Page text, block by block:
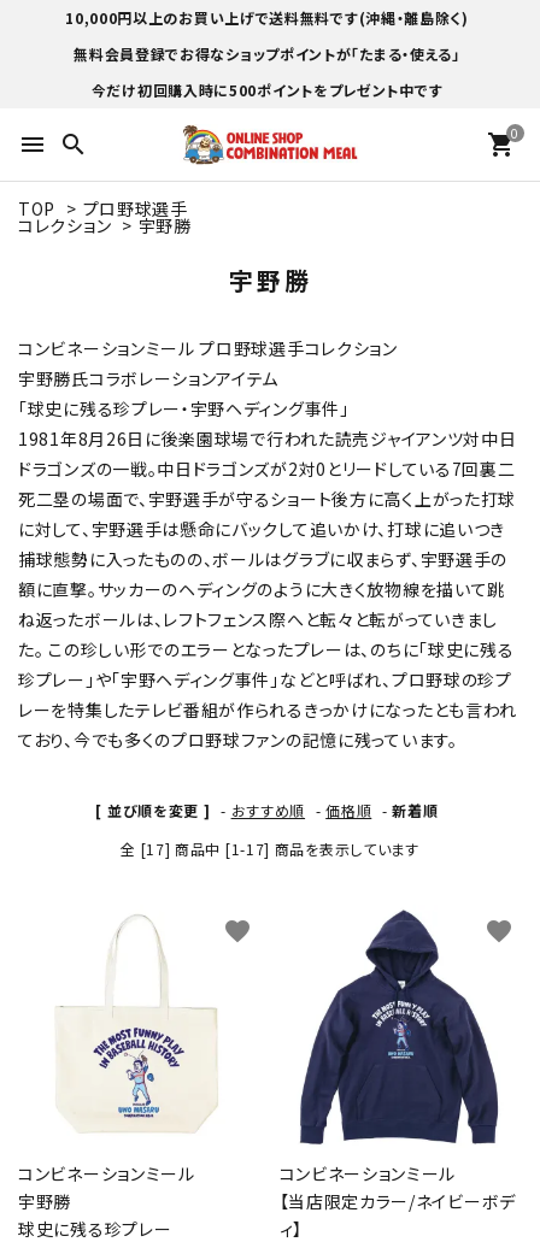
10,000円以上のお買い上げで送料無料です(沖縄・離島除く)
無料会員登録でお得なショップポイントが「たまる・使える」
今だけ初回購入時に500ポイントをプレゼント中です
menu search 0
shopping_cart
TOP > プロ野球選手
コレクション > 宇野勝
宇野勝
コンビネーションミール プロ野球選手コレクション
宇野勝氏コラボレーションアイテム
「球史に残る珍プレー・宇野ヘディング事件」
1981年8月26日に後楽園球場で行われた読売ジャイアンツ対中日
ドラゴンズの一戦。中日ドラゴンズが2対0とリードしている7回裏二
死二塁の場面で、宇野選手が守るショート後方に高く上がった打球
に対して、宇野選手は懸命にバックして追いかけ、打球に追いつき
捕球態勢に入ったものの、ボールはグラブに収まらず、宇野選手の
額に直撃。サッカーのヘディングのように大きく放物線を描いて跳
ね返ったボールは、レフトフェンス際へと転々と転がっていきまし
た。 この珍しい形でのエラーとなったプレーは、のちに「球史に残る
珍プレー」や「宇野ヘディング事件」などと呼ばれ、プロ野球の珍プ
レーを特集したテレビ番組が作られるきっかけになったとも言われ
ており、今でも多くのプロ野球ファンの記憶に残っています。
[ 並び順を変更 ] - おすすめ順 -価格順 -新着順
全 [17] 商品中 [1-17] 商品を表示しています
コンビネーションミール
宇野勝
球史に残る珍プレー
favorite
コンビネーションミール
【当店限定カラー/ネイビーボデ
ィ】
favorite